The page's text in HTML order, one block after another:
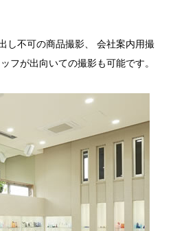
し不可の商品撮影、 会社案内用撮
フが出向いての撮影も可能です。